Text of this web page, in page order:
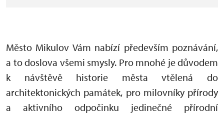
Město Mikulov Vám nabízí především poznávání,
a to doslova všemi smysly. Pro mnohé je důvodem
k návštěvě historie města vtělená do
architektonických památek, pro milovníky přírody
a aktivního odpočinku jedinečné přírodní